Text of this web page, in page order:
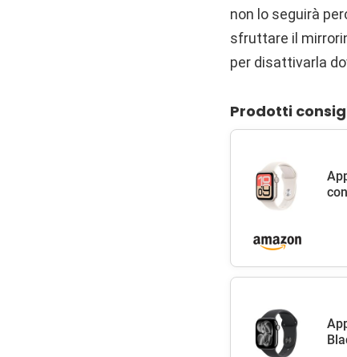
non lo seguirà
sfruttare il
per disattivarla
Prodotti